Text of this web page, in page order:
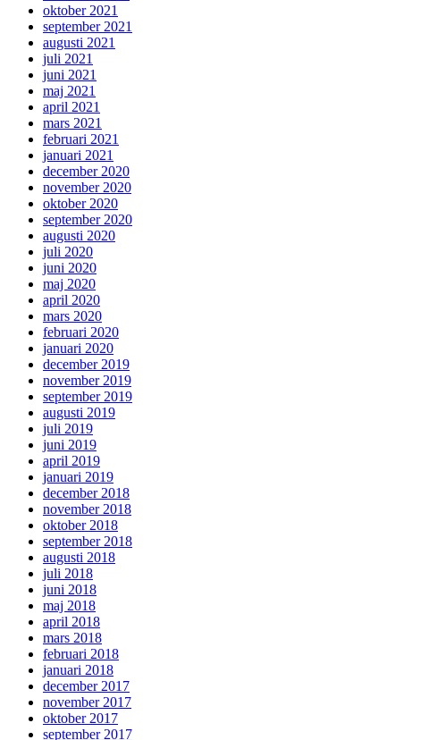
oktober 2021
september 2021
augusti 2021
juli 2021
juni 2021
maj 2021
april 2021
mars 2021
februari 2021
januari 2021
december 2020
november 2020
oktober 2020
september 2020
augusti 2020
juli 2020
juni 2020
maj 2020
april 2020
mars 2020
februari 2020
januari 2020
december 2019
november 2019
september 2019
augusti 2019
juli 2019
juni 2019
april 2019
januari 2019
december 2018
november 2018
oktober 2018
september 2018
augusti 2018
juli 2018
juni 2018
maj 2018
april 2018
mars 2018
februari 2018
januari 2018
december 2017
november 2017
oktober 2017
september 2017